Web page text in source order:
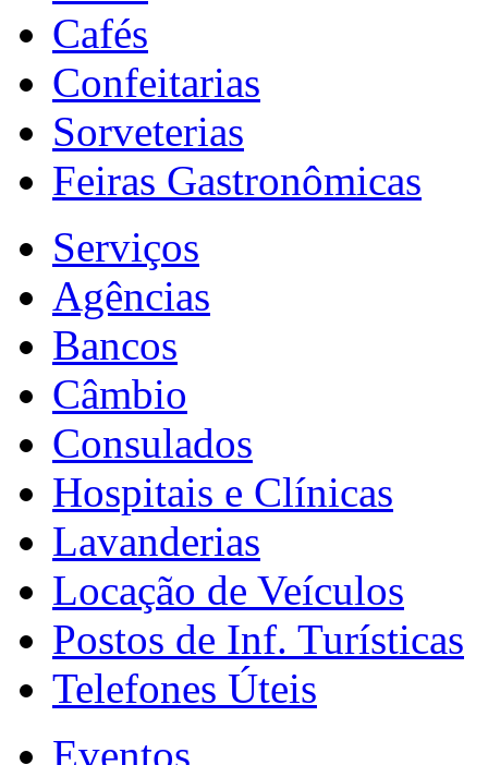
Cafés
Confeitarias
Sorveterias
Feiras Gastronômicas
Serviços
Agências
Bancos
Câmbio
Consulados
Hospitais e Clínicas
Lavanderias
Locação de Veículos
Postos de Inf. Turísticas
Telefones Úteis
Eventos